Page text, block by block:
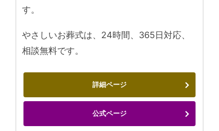
す。
やさしいお葬式は、24時間、365日対応、
相談無料です。
詳細ページ
公式ページ